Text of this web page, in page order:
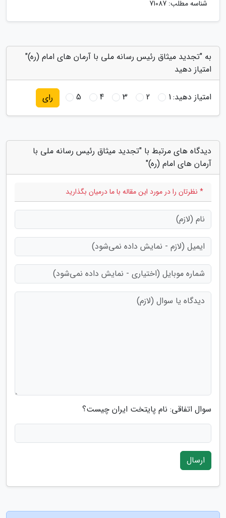
شناسه مطلب: 71087
به "تجدید میثاق رئیس رسانه ملی با آرمان های امام (ره)"
امتیاز دهید
امتیاز دهید:1
2
3
4
5 رای
دیدگاه های مرتبط با "تجدید میثاق رئیس رسانه ملی با
آرمان های امام (ره)"
* نظرتان را در مورد این مقاله با ما درمیان بگذارید
سوال اتفاقی: نام پایتخت ایران چیست؟
ارسال